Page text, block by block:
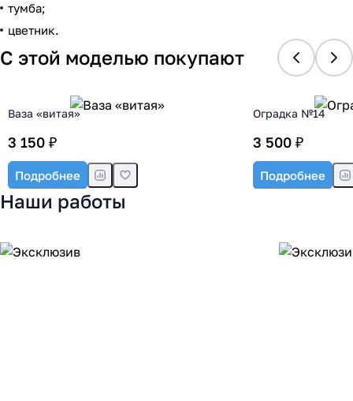
тумба;
цветник.
С этой моделью покупают
Ваза «витая»
3 150 ₽
Подробнее
Оградка №14
3 500 ₽
Подробнее
Наши работы